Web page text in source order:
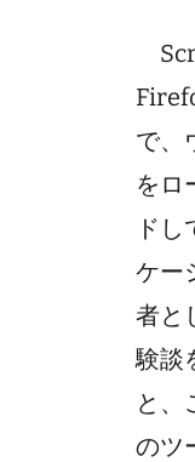
で、
をロ
ド
ケー
者と
験談
と、
のツ